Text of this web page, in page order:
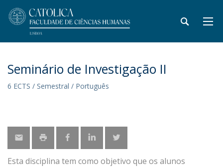
Seminário de Investigação II
6 ECTS / Semestral / Português
Esta disciplina tem como objetivo que os alunos